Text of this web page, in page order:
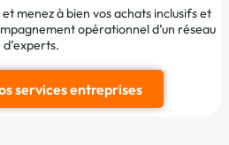
menez à bien vos achats inclusifs et
opérationnel d’un réseau
d’experts.
services entreprises